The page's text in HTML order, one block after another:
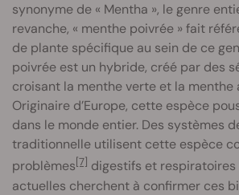
synonyme de « Mentha », le genre
revanche, « menthe poivrée » fait
de plante spécifique au sein de ce
poivrée est un hybride, créé par des
croisant la menthe verte et la menthe
Originaire d’Europe, cette espèce
dans le monde entier. Des systèmes
traditionnelle utilisent cette espèce
problèmes[7] digestifs et
actuelles cherchent à confirmer ces